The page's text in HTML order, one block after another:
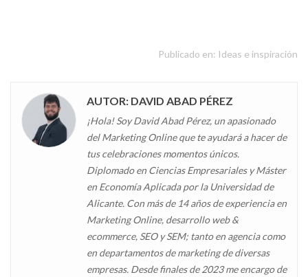
Publicado en: Ideas e inspiración
AUTOR: DAVID ABAD PÉREZ
¡Hola! Soy David Abad Pérez, un apasionado
del Marketing Online que te ayudará a hacer de
tus celebraciones momentos únicos.
Diplomado en Ciencias Empresariales y Máster
en Economía Aplicada por la Universidad de
Alicante. Con más de 14 años de experiencia en
Marketing Online, desarrollo web &
ecommerce, SEO y SEM; tanto en agencia como
en departamentos de marketing de diversas
empresas. Desde finales de 2023 me encargo de